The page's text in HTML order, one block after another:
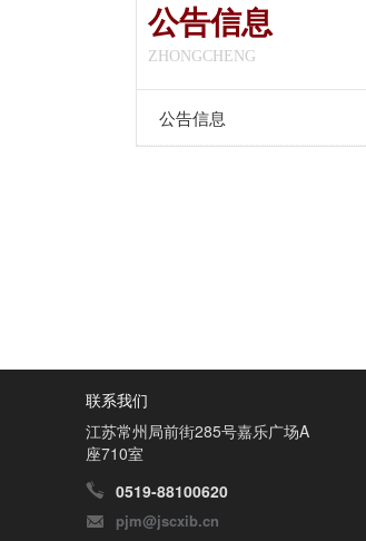
公告信息
ZHONGCHENG
公告信息
联系我们
江苏常州局前街285号嘉乐广场A
座710室
0519-88100620
pjm@jscxib.cn